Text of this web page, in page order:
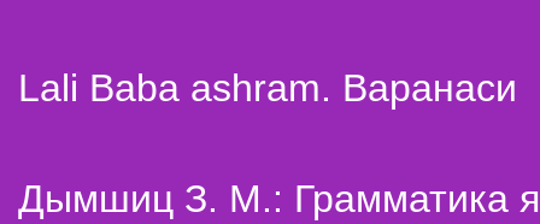
Lali Baba ashram. Варанаси
Дымшиц З. М.: Грамматика